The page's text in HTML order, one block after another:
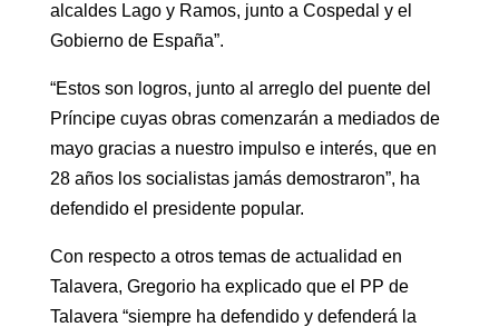
alcaldes Lago y Ramos, junto a Cospedal y el
Gobierno de España”.
“Estos son logros, junto al arreglo del puente del
Príncipe cuyas obras comenzarán a mediados de
mayo gracias a nuestro impulso e interés, que en
28 años los socialistas jamás demostraron”, ha
defendido el presidente popular.
Con respecto a otros temas de actualidad en
Talavera, Gregorio ha explicado que el PP de
Talavera “siempre ha defendido y defenderá la